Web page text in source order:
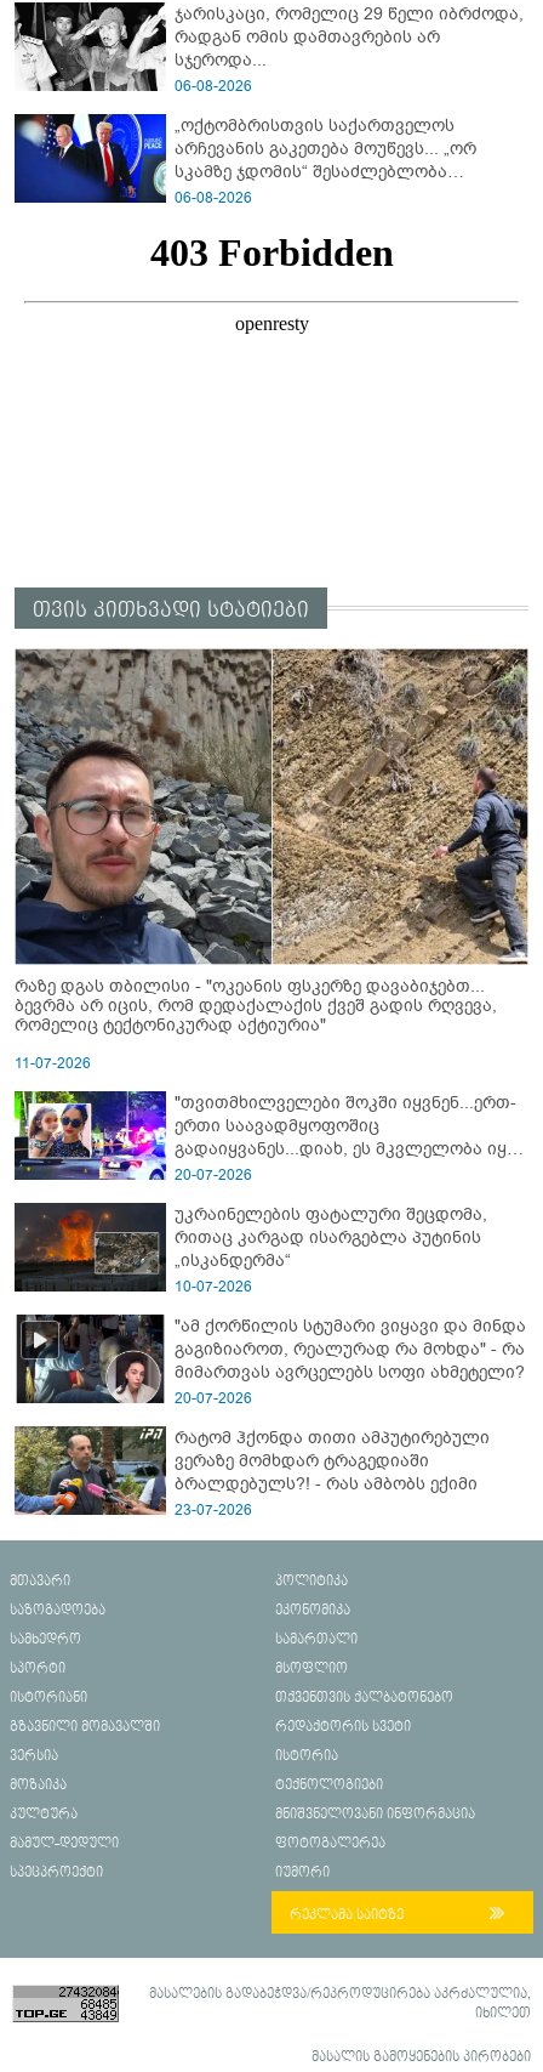
ჯარისკაცი, რომელიც 29 წელი იბრძოდა,
რადგან ომის დამთავრების არ
სჯეროდა...
06-08-2026
„ოქტომბრისთვის საქართველოს
არჩევანის გაკეთება მოუწევს... „ორ
სკამზე ჯდომის“ შესაძლებლობა
შეიძლება დასრულდეს“ - მირიან
06-08-2026
თვის კითხვადი სტატიები
რაზე დგას თბილისი - "ოკეანის ფსკერზე დავაბიჯებთ...
ბევრმა არ იცის, რომ დედაქალაქის ქვეშ გადის რღვევა,
რომელიც ტექტონიკურად აქტიურია"
11-07-2026
"თვითმხილველები შოკში იყვნენ...ერთ-
ერთი საავადმყოფოშიც
გადაიყვანეს...დიახ, ეს მკვლელობა იყო"
- გორში დატრიალებული ტრაგედიის
20-07-2026
უკრაინელების ფატალური შეცდომა,
რითაც კარგად ისარგებლა პუტინის
„ისკანდერმა“
10-07-2026
"ამ ქორწილის სტუმარი ვიყავი და მინდა
გაგიზიაროთ, რეალურად რა მოხდა" - რა
მიმართვას ავრცელებს სოფი ახმეტელი?
20-07-2026
რატომ ჰქონდა თითი ამპუტირებული
ვერაზე მომხდარ ტრაგედიაში
ბრალდებულს?! - რას ამბობს ექიმი
23-07-2026
მთავარი
პოლიტიკა
საზოგადოება
ეკონომიკა
სამხედრო
სამართალი
სპორტი
მსოფლიო
ისტორიანი
თქვენთვის ქალბატონებო
გზავნილი მომავალში
რედაქტორის სვეტი
ვერსია
ისტორია
მოზაიკა
ტექნოლოგიები
კულტურა
მნიშვნელოვანი ინფორმაცია
მამულ-დედული
ფოტოგალერეა
სპეცპროექტი
იუმორი
რეკლამა საიტზე
მასალების გადაბეჭდვა/რეპროდუცირება აკრძალულია,
იხილეთ
მასალის გამოყენების პირობები